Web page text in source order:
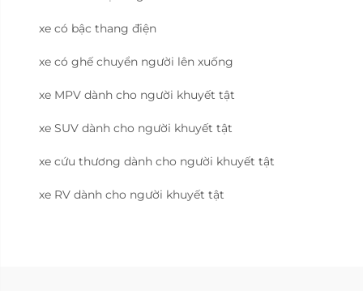
xe có bậc thang điện
xe có ghế chuyển người lên xuống
xe MPV dành cho người khuyết tật
xe SUV dành cho người khuyết tật
xe cứu thương dành cho người khuyết tật
xe RV dành cho người khuyết tật